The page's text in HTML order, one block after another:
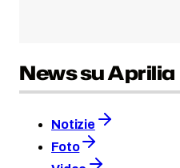
News su Aprilia
Notizie
Foto